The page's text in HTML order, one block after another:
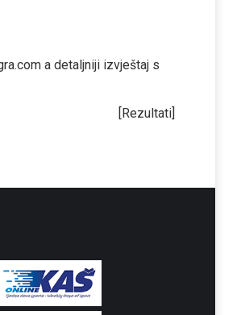
a detaljniji izvještaj s
[Rezultati]